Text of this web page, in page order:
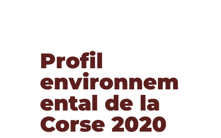
Profil
environnem
ental de la
Corse 2020